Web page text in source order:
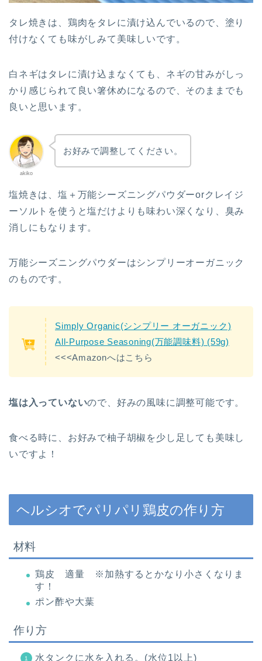
タレ焼きは、鶏肉をタレに漬け込んでいるので、塗り
付けなくても味がしみて美味しいです。
白ネギはタレに漬け込まなくても、ネギの甘みがしっ
かり感じられて良い箸休めになるので、そのままでも
良いと思います。
akiko
お好みで調整してください。
塩焼きは、塩＋万能シーズニングパウダーorクレイジ
ーソルトを使うと塩だけよりも味わい深くなり、臭み
消しにもなります。
万能シーズニングパウダーはシンプリーオーガニック
のものです。
Simply Organic(シンプリー オーガニック)
All-Purpose Seasoning(万能調味料) (59g)
<<<Amazonへはこちら
塩は入っていないので、好みの風味に調整可能です。
食べる時に、お好みで柚子胡椒を少し足しても美味し
いですよ！
ヘルシオでパリパリ鶏皮の作り方
材料
鶏皮 適量 ※加熱するとかなり小さくなりま
す！
ポン酢や大葉
作り方
水タンクに水を入れる。(水位1以上)